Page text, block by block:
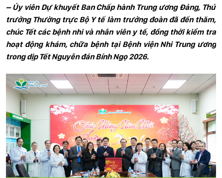
– Ủy viên Dự khuyết Ban Chấp hành Trung ương Đảng, Thứ
trưởng Thường trực Bộ Y tế làm trưởng đoàn đã đến thăm,
chúc Tết các bệnh nhi và nhân viên y tế, đồng thời kiểm tra
hoạt động khám, chữa bệnh tại Bệnh viện Nhi Trung ương
trong dịp Tết Nguyên đán Bính Ngọ 2026.